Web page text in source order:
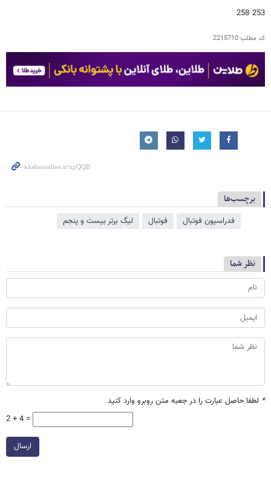
253 258
کد مطلب2215710
برچسب‌ها
فدراسیون فوتبال فوتبال لیگ برتر بیست و پنجم
نظر شما
* لطفا حاصل عبارت را در جعبه متن روبرو وارد کنید
2 + 4 =
ارسال